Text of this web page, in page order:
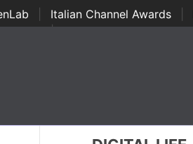
Italian Channel Awards
Awards | ...